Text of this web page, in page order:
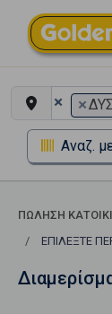
× ×
Αναζ.
ΠΏΛΗΣΗ
ΕΠΙΛΈΞΤΕ